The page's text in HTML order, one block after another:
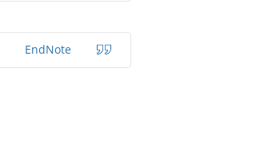
EndNote